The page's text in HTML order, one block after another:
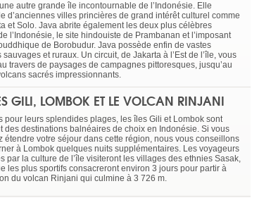
autre grande île incontournable de l’Indonésie. Elle
d’anciennes villes princières de grand intérêt culturel comme
et Solo. Java abrite également les deux plus célèbres
l’Indonésie, le site hindouiste de Prambanan et l’imposant
de Borobudur. Java possède enfin de vastes
sauvages et ruraux. Un circuit, de Jakarta à l’Est de l’île, vous
travers de paysages de campagnes pittoresques, jusqu’au
sacrés impressionnants.
GILI, LOMBOK ET LE VOLCAN RINJANI
pour leurs splendides plages, les îles Gili et Lombok sont
des destinations balnéaires de choix en Indonésie. Si vous
étendre votre séjour dans cette région, nous vous conseillons
à Lombok quelques nuits supplémentaires. Les voyageurs
par la culture de l’île visiteront les villages des ethnies Sasak,
les plus sportifs consacreront environ 3 jours pour partir à
du volcan Rinjani qui culmine à 3 726 m.